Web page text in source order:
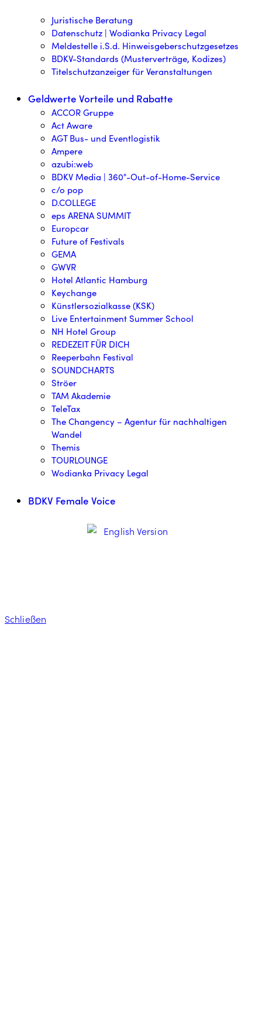
Juristische Beratung
Datenschutz | Wodianka Privacy Legal
Meldestelle i.S.d. Hinweisgeberschutzgesetzes
BDKV-Standards (Musterverträge, Kodizes)
Titelschutzanzeiger für Veranstaltungen
Geldwerte Vorteile und Rabatte
ACCOR Gruppe
Act Aware
AGT Bus- und Eventlogistik
Ampere
azubi:web
BDKV Media | 360°-Out-of-Home-Service
c/o pop
D.COLLEGE
eps ARENA SUMMIT
Europcar
Future of Festivals
GEMA
GWVR
Hotel Atlantic Hamburg
Keychange
Künstlersozialkasse (KSK)
Live Entertainment Summer School
NH Hotel Group
REDEZEIT FÜR DICH
Reeperbahn Festival
SOUNDCHARTS
Ströer
TAM Akademie
TeleTax
The Changency – Agentur für nachhaltigen
Wandel
Themis
TOURLOUNGE
Wodianka Privacy Legal
BDKV Female Voice
Schließen